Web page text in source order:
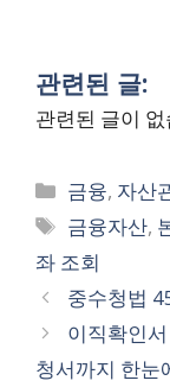
관련된 글:
관련된 글이
Categories
금융, 자산
Tags
금융자산,
좌 조회
중수청법
이직확인
청서까지 한눈